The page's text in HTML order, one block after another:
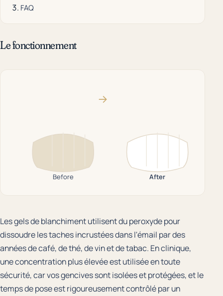
FAQ
Le fonctionnement
Before After
→
Les gels de blanchiment utilisent du peroxyde pour
dissoudre les taches incrustées dans l'émail par des
années de café, de thé, de vin et de tabac. En clinique,
une concentration plus élevée est utilisée en toute
sécurité, car vos gencives sont isolées et protégées, et le
temps de pose est rigoureusement contrôlé par un